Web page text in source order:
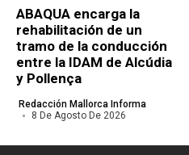
ABAQUA encarga la
rehabilitación de un
tramo de la conducción
entre la IDAM de Alcúdia
y Pollença
Redacción Mallorca Informa
8 De Agosto De 2026